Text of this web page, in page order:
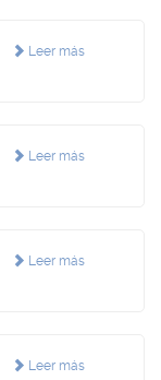
Leer más
Leer más
Leer más
Leer más